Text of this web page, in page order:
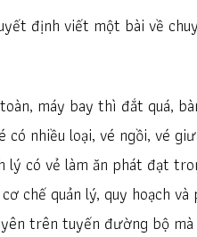
định viết một bài về
máy bay thì đắt quá,
nhiều loại, vé ngồi, vé
lý có vẻ làm ăn phát đạt
chế quản lý, quy hoạch
trên tuyến đường bộ mà